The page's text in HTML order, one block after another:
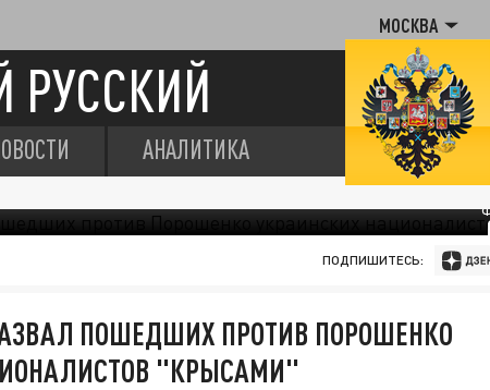
МОСКВА
РУССКИЙ
АНАЛИТИКА
ПОДПИШИТЕСЬ:
ПОШЕДШИХ ПРОТИВ ПОРОШЕНКО
"КРЫСАМИ"